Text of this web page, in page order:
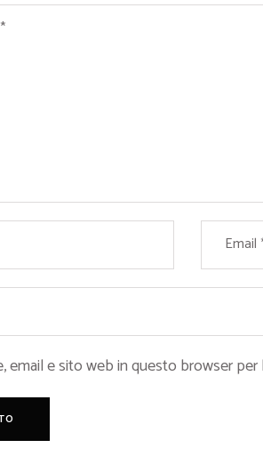
email e sito web in questo browser